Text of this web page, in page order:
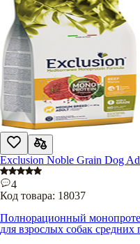
Exclusion Noble Grain Dog
4
Код товара: 18037
Полнорационный
для взрослых собак средних